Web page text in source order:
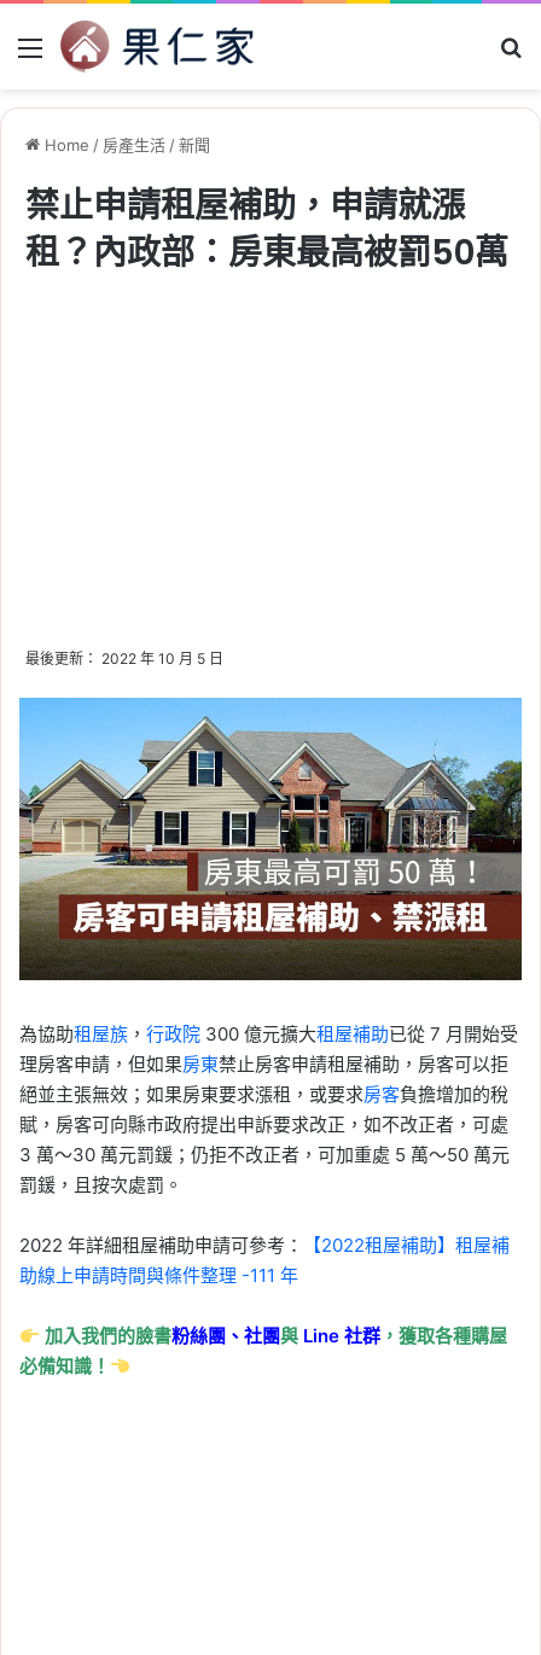
Menu
Home / 房產生活/新聞
禁止申請租屋補助，申請就漲
租？內政部：房東最高被罰50萬
最後更新： 2022 年 10 月 5 日
為協助租屋族 ， 行政院 300 億元擴大租屋補助已從 7 月開始受
理房客申請，但如果房東禁止房客申請租屋補助，房客可以拒
絕並主張無效；如果房東要求漲租，或要求房客負擔增加的稅
賦，房客可向縣市政府提出申訴要求改正，如不改正者，可處
3 萬～30 萬元罰鍰；仍拒不改正者，可加重處 5 萬～50 萬元
罰鍰，且按次處罰。
2022 年詳細租屋補助申請可參考：
【2022租屋補助】租屋補
助線上申請時間與條件整理 -111 年
加入我們的臉書粉絲團、社團與 Line社群 ，獲取各種購屋
必備知識！